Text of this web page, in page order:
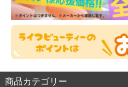
商品カテゴリー